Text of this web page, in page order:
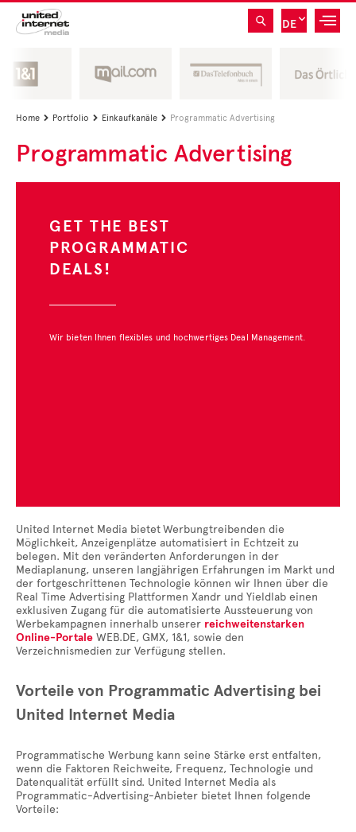
DE
Home  Portfolio  Einkaufkanäle  Programmatic Advertising
Programmatic Advertising
GET THE BEST
PROGRAMMATIC
DEALS!
Wir bieten Ihnen flexibles und hochwertiges Deal Management.
United Internet Media bietetWerbungtreibenden die
Möglichkeit, Anzeigenplätze automatisiert in Echtzeit zu
belegen. Mit den veränderten Anforderungen in der
Mediaplanung, unseren langjährigen Erfahrungen im Markt und
der fortgeschrittenen Technologie können wir Ihnen über die
Real Time Advertising Plattformen Xandr und Yieldlab einen
exklusiven Zugang für die automatisierte Aussteuerung von
Werbekampagnen innerhalb unserer reichweitenstarken
Online-Portale WEB.DE, GMX, 1&1, sowie den
Verzeichnismedien zur Verfügung stellen.
Vorteile von Programmatic Advertising bei
United Internet Media
Programmatische Werbung kann seine Stärke erst entfalten,
wenn die Faktoren Reichweite, Frequenz, Technologie und
Datenqualität erfüllt sind. United Internet Media als
Programmatic-Advertising-Anbieter bietet Ihnen folgende
Vorteile: